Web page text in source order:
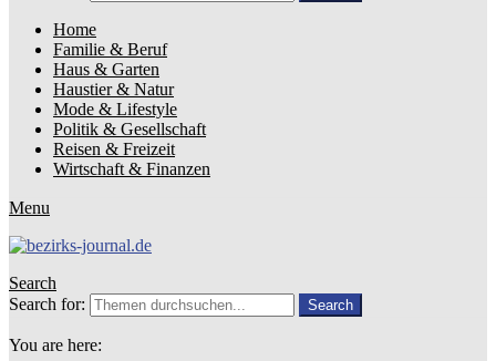
Home
Familie & Beruf
Haus & Garten
Haustier & Natur
Mode & Lifestyle
Politik & Gesellschaft
Reisen & Freizeit
Wirtschaft & Finanzen
Menu
Search
Search for:
Search
You are here: